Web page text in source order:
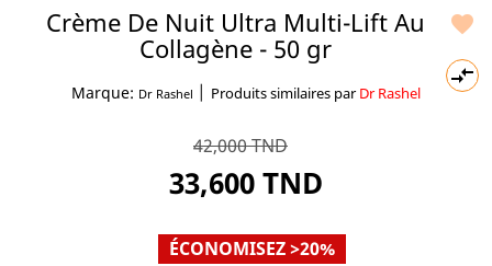


Crème De Nuit Ultra Multi-Lift Au
Collagène - 50 gr
Marque: Dr Rashel | Produits similaires parDr Rashel
42,000 TND
33,600 TND
ÉCONOMISEZ >20%